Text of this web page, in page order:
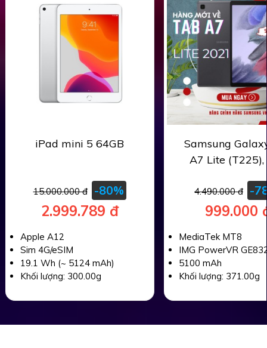
iPad mini 5 64GB
15.000.000 đ -80%
2.999.789 đ
Apple A12
Sim 4G/eSIM
19.1 Wh (~ 5124 mAh)
Khối lượng: 300.00g
Samsung
A7 Lite (T225),
tập, giải trí
4.490.000 đ -
999.000
MediaTek MT8
IMG PowerVR
5100 mAh
Khối lượng: 371.00g